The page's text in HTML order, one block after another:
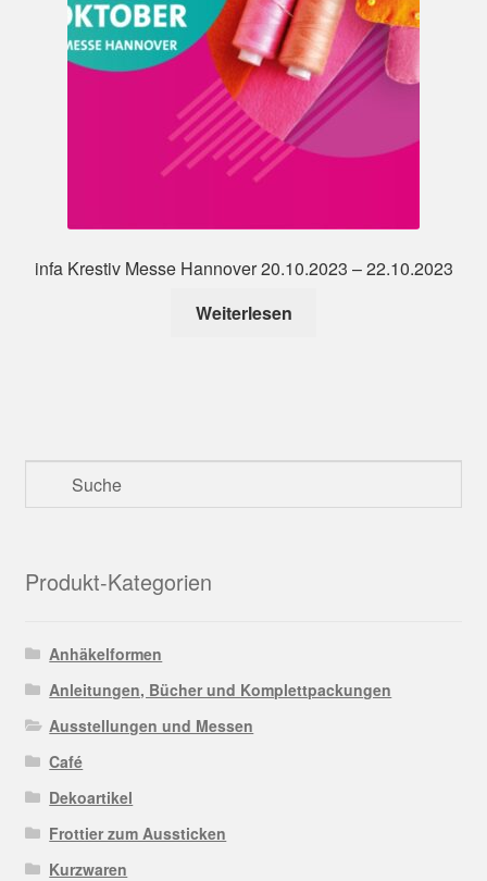
infa Krestiv Messe Hannover 20.10.2023 – 22.10.2023
Weiterlesen
Produkt-Kategorien
Anhäkelformen
Anleitungen, Bücher und Komplettpackungen
Ausstellungen und Messen
Café
Dekoartikel
Frottier zum Aussticken
Kurzwaren